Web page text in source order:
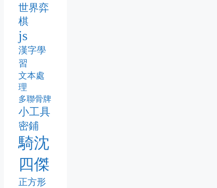
世界弈
棋
js
漢字學
習
文本處
理
多聯骨牌
小工具
密鋪
騎沈
四傑
正方形